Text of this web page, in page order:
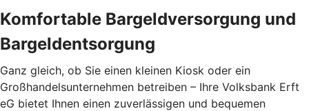
Komfortable Bargeldversorgung und
Bargeldentsorgung
Ganz gleich, ob Sie einen kleinen Kiosk oder ein
Großhandelsunternehmen betreiben – Ihre Volksbank Erft
eG bietet Ihnen einen zuverlässigen und bequemen